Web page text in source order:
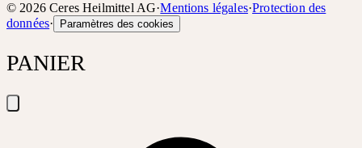
© 2026 Ceres Heilmittel AG·Mentions légales·Protection des
données· Paramètres des cookies
PANIER